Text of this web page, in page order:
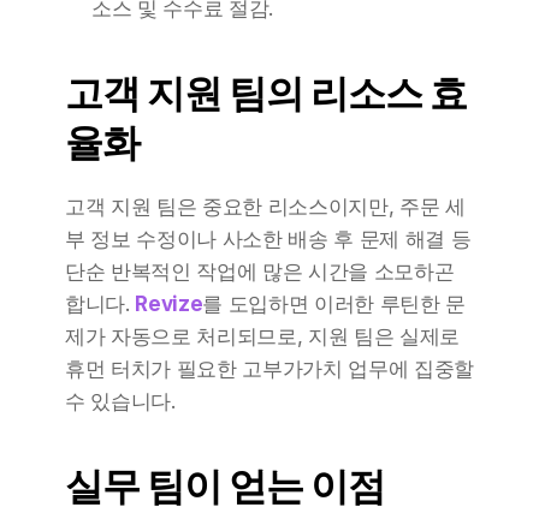
소스 및 수수료 절감.
고객 지원 팀의 리소스 효
율화
고객 지원 팀은 중요한 리소스이지만, 주문 세
부 정보 수정이나 사소한 배송 후 문제 해결 등
단순 반복적인 작업에 많은 시간을 소모하곤
합니다. Revize를 도입하면 이러한 루틴한 문
제가 자동으로 처리되므로, 지원 팀은 실제로
휴먼 터치가 필요한 고부가가치 업무에 집중할
수 있습니다.
실무 팀이 얻는 이점